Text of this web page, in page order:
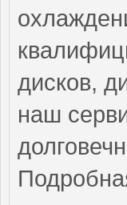
дисков,
наш